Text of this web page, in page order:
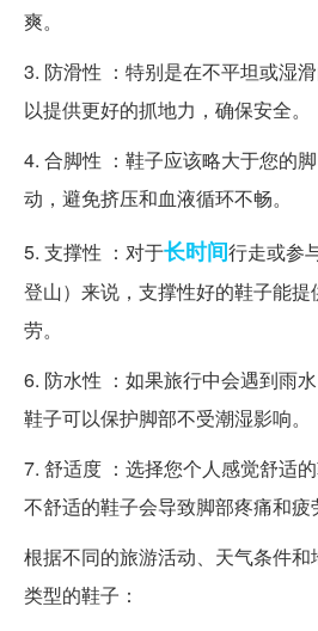
爽。
3. 防滑性 ：特别是在不平坦或湿
以提供更好的抓地力，确保安全。
4. 合脚性 ：鞋子应该略大于您的
动，避免挤压和血液循环不畅。
5. 支撑性 ：对于长时间行走或参
登山）来说，支撑性好的鞋子能
劳。
6. 防水性 ：如果旅行中会遇到雨
鞋子可以保护脚部不受潮湿影响。
7. 舒适度 ：选择您个人感觉舒适
不舒适的鞋子会导致脚部疼痛和疲
根据不同的旅游活动、天气条件
类型的鞋子：